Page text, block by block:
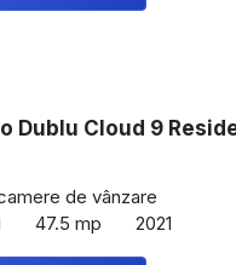
Dublu Cloud 9
de vânzare
47.5 mp 2021